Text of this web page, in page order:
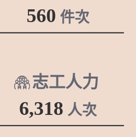
560 件次
志工人力
6,318 人次